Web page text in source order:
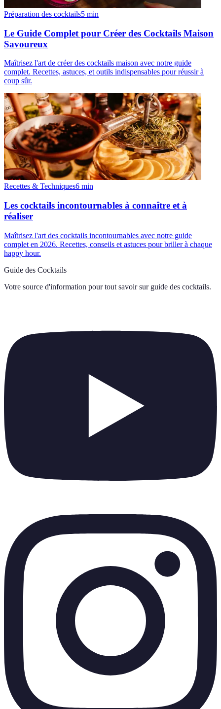
Préparation des cocktails5 min
Le Guide Complet pour Créer des Cocktails Maison
Savoureux
Maîtrisez l'art de créer des cocktails maison avec notre guide
complet. Recettes, astuces, et outils indispensables pour réussir à
coup sûr.
Recettes & Techniques6 min
Les cocktails incontournables à connaître et à
réaliser
Maîtrisez l'art des cocktails incontournables avec notre guide
complet en 2026. Recettes, conseils et astuces pour briller à chaque
happy hour.
Guide des Cocktails
Votre source d'information pour tout savoir sur guide des cocktails.